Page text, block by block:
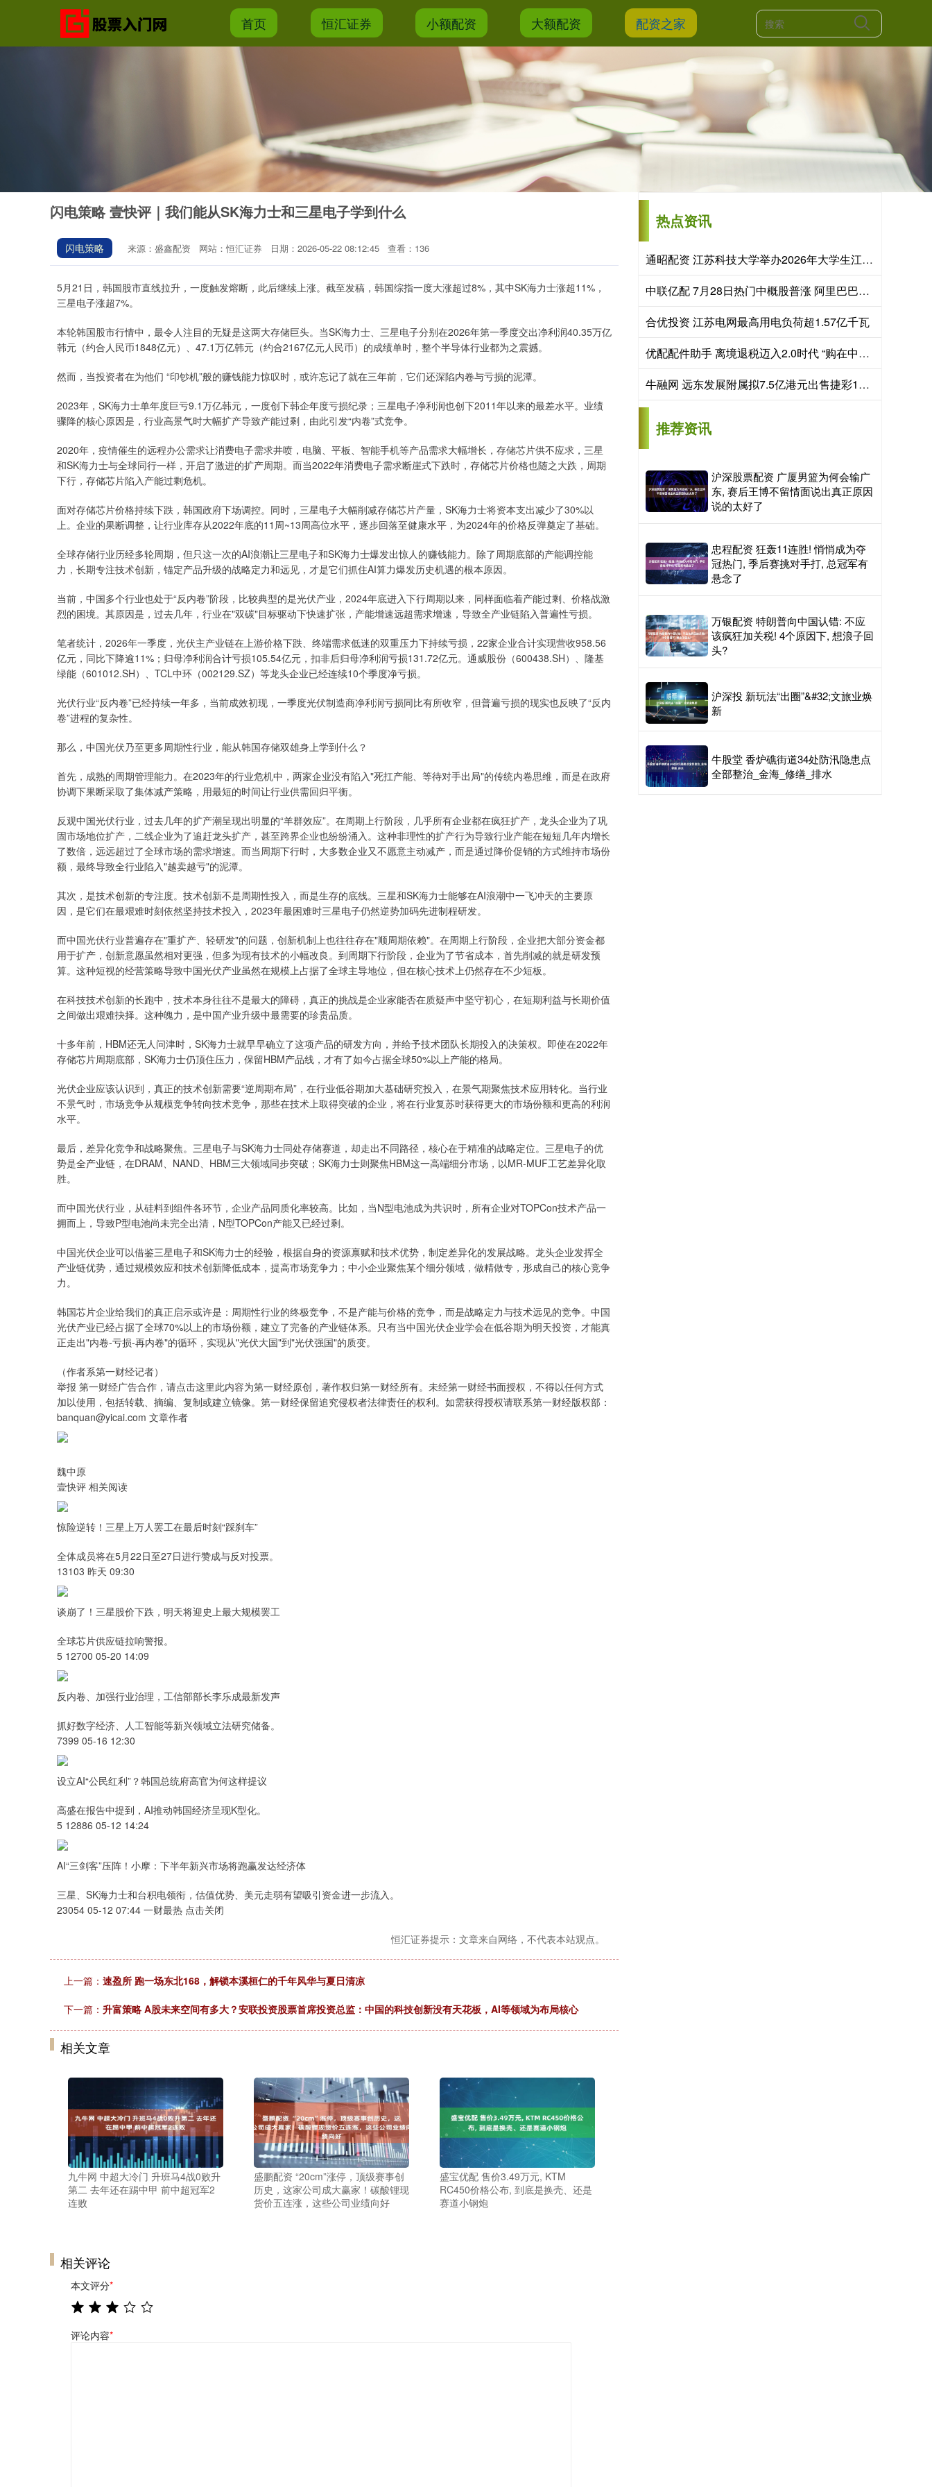
首页 恒汇证券 小额配资 大额配资 配资之家
闪电策略 壹快评｜我们能从SK海力士和三星电子学到什么
闪电策略 来源：盛鑫配资 网站：恒汇证券 日期：2026-05-22 08:12:45 查看：136
5月21日，韩国股市直线拉升，一度触发熔断，此后继续上涨。截至发稿，韩国综指一度大涨超过8%，其中SK海力士涨超11%，
三星电子涨超7%。
本轮韩国股市行情中，最令人注目的无疑是这两大存储巨头。当SK海力士、三星电子分别在2026年第一季度交出净利润40.35万亿
韩元（约合人民币1848亿元）、47.1万亿韩元（约合2167亿元人民币）的成绩单时，整个半导体行业都为之震撼。
然而，当投资者在为他们 “印钞机”般的赚钱能力惊叹时，或许忘记了就在三年前，它们还深陷内卷与亏损的泥潭。
2023年，SK海力士单年度巨亏9.1万亿韩元，一度创下韩企年度亏损纪录；三星电子净利润也创下2011年以来的最差水平。业绩
骤降的核心原因是，行业高景气时大幅扩产导致产能过剩，由此引发“内卷”式竞争。
2020年，疫情催生的远程办公需求让消费电子需求井喷，电脑、平板、智能手机等产品需求大幅增长，存储芯片供不应求，三星
和SK海力士与全球同行一样，开启了激进的扩产周期。而当2022年消费电子需求断崖式下跌时，存储芯片价格也随之大跌，周期
下行，存储芯片陷入产能过剩危机。
面对存储芯片价格持续下跌，韩国政府下场调控。同时，三星电子大幅削减存储芯片产量，SK海力士将资本支出减少了30%以
上。企业的果断调整，让行业库存从2022年底的11周~13周高位水平，逐步回落至健康水平，为2024年的价格反弹奠定了基础。
全球存储行业历经多轮周期，但只这一次的AI浪潮让三星电子和SK海力士爆发出惊人的赚钱能力。除了周期底部的产能调控能
力，长期专注技术创新，锚定产品升级的战略定力和远见，才是它们抓住AI算力爆发历史机遇的根本原因。
当前，中国多个行业也处于“反内卷”阶段，比较典型的是光伏产业，2024年底进入下行周期以来，同样面临着产能过剩、价格战激
烈的困境。其原因是，过去几年，行业在"双碳"目标驱动下快速扩张，产能增速远超需求增速，导致全产业链陷入普遍性亏损。
笔者统计，2026年一季度，光伏主产业链在上游价格下跌、终端需求低迷的双重压力下持续亏损，22家企业合计实现营收958.56
亿元，同比下降逾11%；归母净利润合计亏损105.54亿元，扣非后归母净利润亏损131.72亿元。通威股份（600438.SH）、隆基
绿能（601012.SH）、TCL中环（002129.SZ）等龙头企业已经连续10个季度净亏损。
光伏行业“反内卷”已经持续一年多，当前成效初现，一季度光伏制造商净利润亏损同比有所收窄，但普遍亏损的现实也反映了“反内
卷”进程的复杂性。
那么，中国光伏乃至更多周期性行业，能从韩国存储双雄身上学到什么？
首先，成熟的周期管理能力。在2023年的行业危机中，两家企业没有陷入"死扛产能、等待对手出局"的传统内卷思维，而是在政府
协调下果断采取了集体减产策略，用最短的时间让行业供需回归平衡。
反观中国光伏行业，过去几年的扩产潮呈现出明显的“羊群效应”。在周期上行阶段，几乎所有企业都在疯狂扩产，龙头企业为了巩
固市场地位扩产，二线企业为了追赶龙头扩产，甚至跨界企业也纷纷涌入。这种非理性的扩产行为导致行业产能在短短几年内增长
了数倍，远远超过了全球市场的需求增速。而当周期下行时，大多数企业又不愿意主动减产，而是通过降价促销的方式维持市场份
额，最终导致全行业陷入"越卖越亏"的泥潭。
其次，是技术创新的专注度。技术创新不是周期性投入，而是生存的底线。三星和SK海力士能够在AI浪潮中一飞冲天的主要原
因，是它们在最艰难时刻依然坚持技术投入，2023年最困难时三星电子仍然逆势加码先进制程研发。
而中国光伏行业普遍存在"重扩产、轻研发"的问题，创新机制上也往往存在"顺周期依赖"。在周期上行阶段，企业把大部分资金都
用于扩产，创新意愿虽然相对更强，但多为现有技术的小幅改良。到周期下行阶段，企业为了节省成本，首先削减的就是研发预
算。这种短视的经营策略导致中国光伏产业虽然在规模上占据了全球主导地位，但在核心技术上仍然存在不少短板。
在科技技术创新的长跑中，技术本身往往不是最大的障碍，真正的挑战是企业家能否在质疑声中坚守初心，在短期利益与长期价值
之间做出艰难抉择。这种魄力，是中国产业升级中最需要的珍贵品质。
十多年前，HBM还无人问津时，SK海力士就早早确立了这项产品的研发方向，并给予技术团队长期投入的决策权。即使在2022年
存储芯片周期底部，SK海力士仍顶住压力，保留HBM产品线，才有了如今占据全球50%以上产能的格局。
光伏企业应该认识到，真正的技术创新需要“逆周期布局”，在行业低谷期加大基础研究投入，在景气期聚焦技术应用转化。当行业
不景气时，市场竞争从规模竞争转向技术竞争，那些在技术上取得突破的企业，将在行业复苏时获得更大的市场份额和更高的利润
水平。
最后，差异化竞争和战略聚焦。三星电子与SK海力士同处存储赛道，却走出不同路径，核心在于精准的战略定位。三星电子的优
势是全产业链，在DRAM、NAND、HBM三大领域同步突破；SK海力士则聚焦HBM这一高端细分市场，以MR-MUF工艺差异化取
胜。
而中国光伏行业，从硅料到组件各环节，企业产品同质化率较高。比如，当N型电池成为共识时，所有企业对TOPCon技术产品一
拥而上，导致P型电池尚未完全出清，N型TOPCon产能又已经过剩。
中国光伏企业可以借鉴三星电子和SK海力士的经验，根据自身的资源禀赋和技术优势，制定差异化的发展战略。龙头企业发挥全
产业链优势，通过规模效应和技术创新降低成本，提高市场竞争力；中小企业聚焦某个细分领域，做精做专，形成自己的核心竞争
力。
韩国芯片企业给我们的真正启示或许是：周期性行业的终极竞争，不是产能与价格的竞争，而是战略定力与技术远见的竞争。中国
光伏产业已经占据了全球70%以上的市场份额，建立了完备的产业链体系。只有当中国光伏企业学会在低谷期为明天投资，才能真
正走出"内卷-亏损-再内卷"的循环，实现从"光伏大国"到"光伏强国"的质变。
（作者系第一财经记者）
举报 第一财经广告合作，请点击这里此内容为第一财经原创，著作权归第一财经所有。未经第一财经书面授权，不得以任何方式
加以使用，包括转载、摘编、复制或建立镜像。第一财经保留追究侵权者法律责任的权利。如需获得授权请联系第一财经版权部：
banquan@yicai.com 文章作者
魏中原
壹快评 相关阅读
惊险逆转！三星上万人罢工在最后时刻“踩刹车”
全体成员将在5月22日至27日进行赞成与反对投票。
13103 昨天 09:30
谈崩了！三星股价下跌，明天将迎史上最大规模罢工
全球芯片供应链拉响警报。
5 12700 05-20 14:09
反内卷、加强行业治理，工信部部长李乐成最新发声
抓好数字经济、人工智能等新兴领域立法研究储备。
7399 05-16 12:30
设立AI“公民红利”？韩国总统府高官为何这样提议
高盛在报告中提到，AI推动韩国经济呈现K型化。
5 12886 05-12 14:24
AI“三剑客”压阵！小摩：下半年新兴市场将跑赢发达经济体
三星、SK海力士和台积电领衔，估值优势、美元走弱有望吸引资金进一步流入。
23054 05-12 07:44 一财最热 点击关闭
恒汇证券提示：文章来自网络，不代表本站观点。
上一篇： 速盈所 跑一场东北168，解锁本溪桓仁的千年风华与夏日清凉
下一篇： 升富策略 A股未来空间有多大？安联投资股票首席投资总监：中国的科技创新没有天花板，AI等领域为布局核心
相关文章
九牛网 中超大冷门 升班马4战0败升
第二 去年还在踢中甲 前中超冠军2
连败
盛鹏配资 “20cm”涨停，顶级赛事创
历史，这家公司成大赢家！碳酸锂现
货价五连涨，这些公司业绩向好
盛宝优配 售价3.49万元, KTM
RC450价格公布, 到底是换壳、还是
赛道小钢炮
相关评论
本文评分*
评论内容*
热点资讯
通昭配资 江苏科技大学举办2026年大学生江豚保护夏令营
中联亿配 7月28日热门中概股普涨 阿里巴巴涨2.56%，拼多多涨2.65%
合优投资 江苏电网最高用电负荷超1.57亿千瓦
优配配件助手 离境退税迈入2.0时代 “购在中国”名片越擦越亮
牛融网 远东发展附属拟7.5亿港元出售捷彩100%股权
推荐资讯
沪深股票配资 广厦男篮为何会输广
东, 赛后王博不留情面说出真正原因
说的太好了
忠程配资 狂轰11连胜! 悄悄成为夺
冠热门, 季后赛挑对手打, 总冠军有
悬念了
万银配资 特朗普向中国认错: 不应
该疯狂加关税! 4个原因下, 想浪子回
头?
沪深投 新玩法“出圈”&#32;文旅业焕
新
牛股堂 香炉礁街道34处防汛隐患点
全部整治_金海_修缮_排水